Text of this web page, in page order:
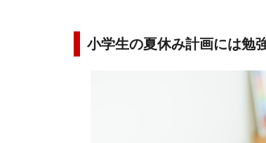
小学生の夏休み計画には勉